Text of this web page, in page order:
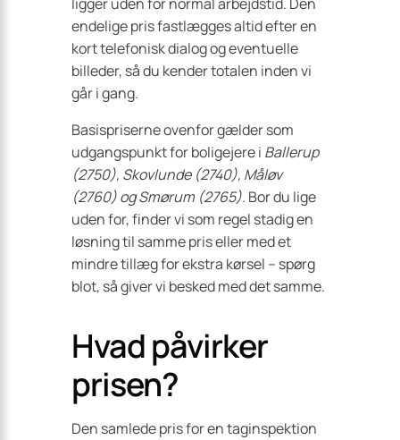
endelige pris fastlægges altid efter en
kort telefonisk dialog og eventuelle
billeder, så du kender totalen inden vi
går i gang.
Basispriserne ovenfor gælder som
udgangspunkt for boligejere i Ballerup
(2750), Skovlunde (2740), Måløv
(2760) og Smørum (2765). Bor du lige
uden for, finder vi som regel stadig en
løsning til samme pris eller med et
mindre tillæg for ekstra kørsel – spørg
blot, så giver vi besked med det samme.
Hvad påvirker
prisen?
Den samlede pris for en taginspektion